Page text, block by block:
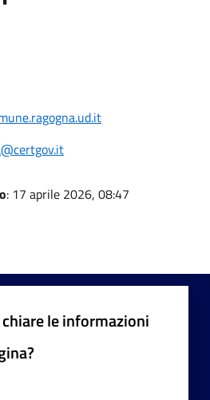
: 17 aprile 2026, 08:47
le informazioni